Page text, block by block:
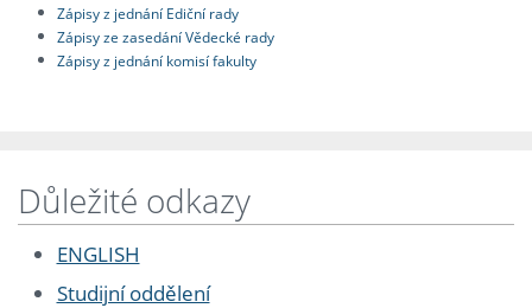
Zápisy z jednání Ediční rady
Zápisy ze zasedání Vědecké rady
Zápisy z jednání komisí fakulty
Důležité odkazy
ENGLISH
Studijní oddělení